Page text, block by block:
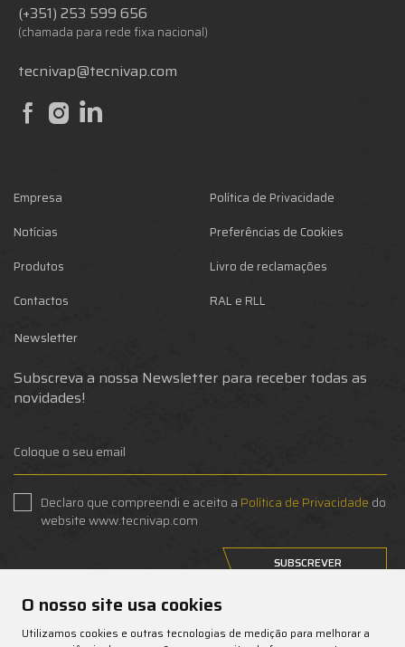
O nosso site usa cookies
Utilizamos cookies e outras tecnologias de medição para melhorar a
(+351) 253 599 656
(chamada para rede fixa nacional)
tecnivap@tecnivap.com
Empresa
Notícias
Produtos
Contactos
Política de Privacidade
Preferências de Cookies
Livro de reclamações
RAL e RLL
Newsletter
Subscreva a nossa Newsletter para receber todas as
novidades!
Declaro que compreendi e aceito a Política de Privacidade do
website www.tecnivap.com
SUBSCREVER